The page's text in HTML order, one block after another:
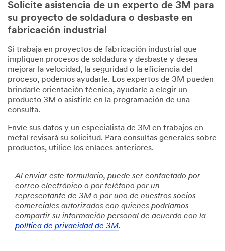
Solicite asistencia de un experto de 3M para
su proyecto de soldadura o desbaste en
fabricación industrial
Si trabaja en proyectos de fabricación industrial que
impliquen procesos de soldadura y desbaste y desea
mejorar la velocidad, la seguridad o la eficiencia del
proceso, podemos ayudarle. Los expertos de 3M pueden
brindarle orientación técnica, ayudarle a elegir un
producto 3M o asistirle en la programación de una
consulta.
Envíe sus datos y un especialista de 3M en trabajos en
metal revisará su solicitud. Para consultas generales sobre
productos, utilice los enlaces anteriores.
Al enviar este formulario, puede ser contactado por
correo electrónico o por teléfono por un
representante de 3M o por uno de nuestros socios
comerciales autorizados con quienes podríamos
compartir su información personal de acuerdo con la
política de privacidad de 3M.